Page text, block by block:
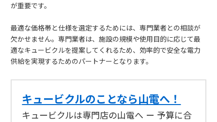
が重要です。
最適な価格帯と仕様を選定するためには、専門業者との相談が
欠かせません。専門業者は、施設の規模や使用目的に応じて最
適なキュービクルを提案してくれるため、効率的で安全な電力
供給を実現するためのパートナーとなります。
キュービクルのことなら山電へ！
キュービクルは専門店の山電へ — 予算に合